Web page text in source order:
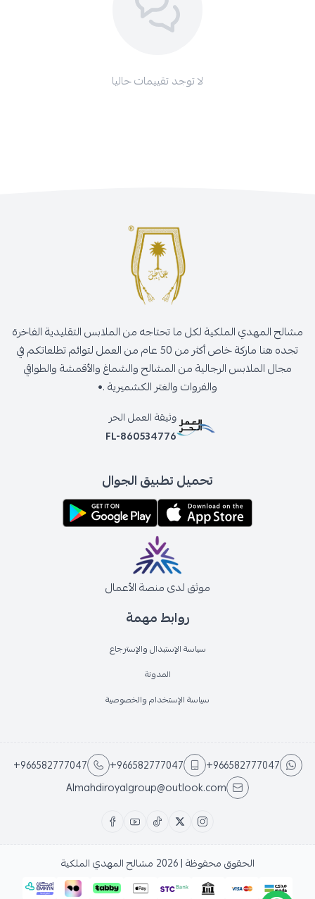
لا توجد تقييمات حاليا
روابط مهمة
سياسة الإستبدال والإسترجاع
المدونة
سياسة الإستخدام والخصوصية
مشالح المهدي الملكية لكل ما تحتاجه من الملابس التقليدية الفاخرة
تجده هنا ماركة خاص أكثر من 50 عام من العمل لتوائم تطلعاتكم في
مجال الملابس الرجالية من المشالح والشماغ والأقمشة والطواقي
والفروات والغتر الكشميرية .•
وثيقة العمل الحر
FL-860534776
تحميل تطبيق الجوال
موثق لدى منصة الأعمال
+966582777047
+966582777047
+966582777047
Almahdiroyalgroup@outlook.com
الحقوق محفوظة | 2026 مشالح المهدي الملكية